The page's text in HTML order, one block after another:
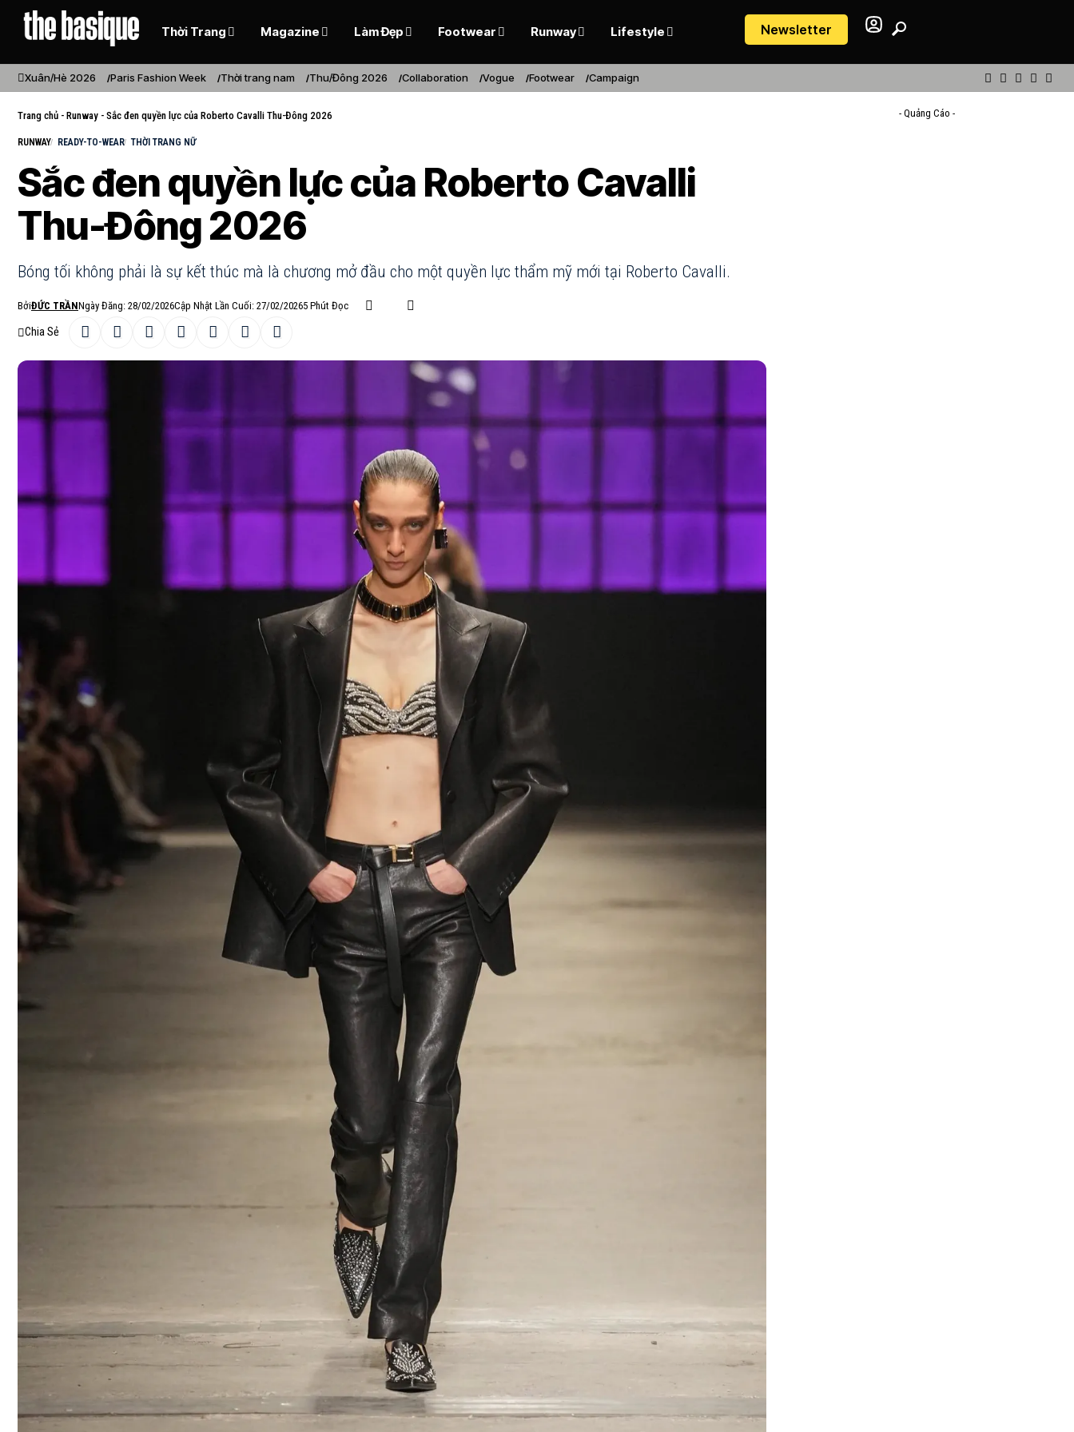
Thời Trang Magazine Làm Đẹp Footwear Runway Lifestyle Newsletter
Xuân/Hè 2026 Paris Fashion Week Thời trang nam Thu/Đông 2026 Collaboration Vogue Footwear Campaign
Trang chủ - Runway - Sắc đen quyền lực của Roberto Cavalli Thu-Đông 2026
RUNWAY READY-TO-WEAR THỜI TRANG NỮ
Sắc đen quyền lực của Roberto Cavalli
Thu-Đông 2026
Bóng tối không phải là sự kết thúc mà là chương mở đầu cho một quyền lực thẩm mỹ mới tại Roberto Cavalli.
BởiĐỨC TRẦNNgày Đăng: 28/02/2026Cập Nhật Lần Cuối: 27/02/20265 Phút Đọc
Chia Sẻ
- Quảng Cáo -